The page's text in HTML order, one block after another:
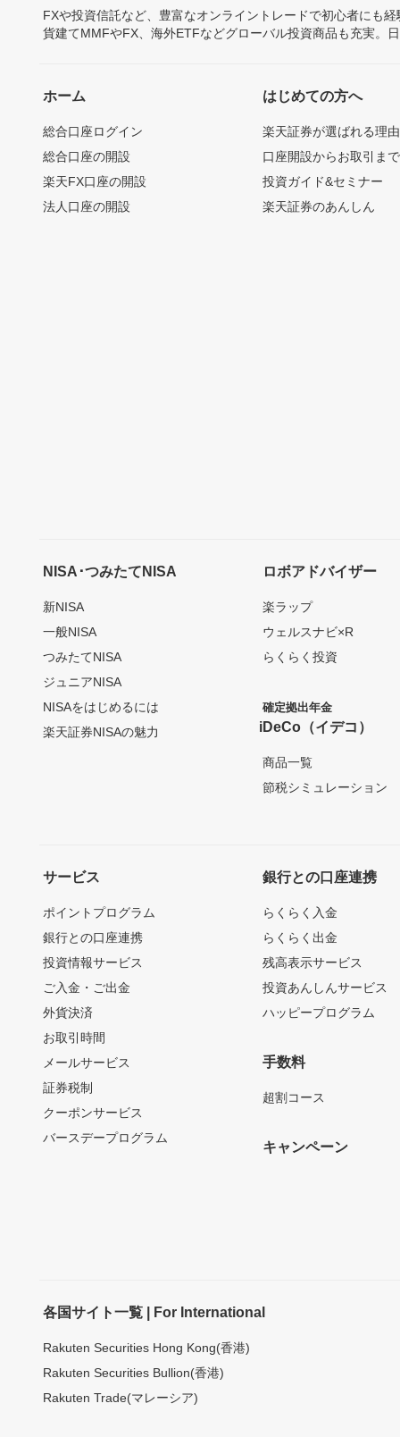
FXや投資信託など、豊富なオンライントレードで初心者にも
貨建てMMFやFX、海外ETFなどグローバル投資商品も充実。
ホーム
総合口座ログイン
総合口座の開設
楽天FX口座の開設
法人口座の開設
はじめての方へ
楽天証券が選ばれる理由
口座開設からお取引ま
投資ガイド&セミナー
楽天証券のあんしん
NISA･つみたてNISA
新NISA
一般NISA
つみたてNISA
ジュニアNISA
NISAをはじめるには
楽天証券NISAの魅力
ロボアドバイザー
楽ラップ
ウェルスナビ×R
らくらく投資
確定拠出年金
iDeCo（イデコ）
商品一覧
節税シミュレーション
サービス
ポイントプログラム
銀行との口座連携
投資情報サービス
ご入金・ご出金
外貨決済
お取引時間
メールサービス
証券税制
クーポンサービス
バースデープログラム
銀行との口座連携
らくらく入金
らくらく出金
残高表示サービス
投資あんしんサービス
ハッピープログラム
手数料
超割コース
キャンペーン
各国サイト一覧 | For International
Rakuten Securities Hong Kong(香港)
Rakuten Securities Bullion(香港)
Rakuten Trade(マレーシア)